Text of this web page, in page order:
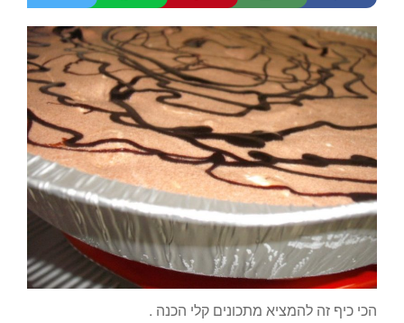
הכי כיף זה להמציא מתכונים קלי הכנה .